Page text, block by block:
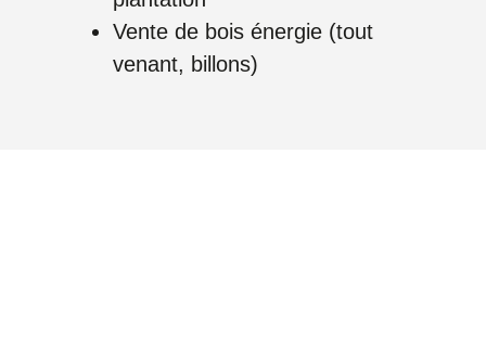
Vente de bois énergie (tout
venant, billons)